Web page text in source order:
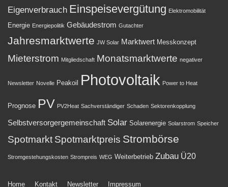
Eigenverbrauch Einspeisevergütung Elektromobilität
Energie Energiepolitik Gebäudestrom Gutachter
Jahresmarktwerte JW Solar Marktwert Messkonzept
Mieterstrom Mitgliedschaft Monatsmarktwerte negativer
Newsletter Novelle Peakoil Photovoltaik Power to Heat
Prognose PV PV2Heat Sachverständiger Schaden Sektorenkopplung
Selbstversorgergemeinschaft Solar Solarenergie Solarstrom Speicher
Spotmarkt Spotmarktpreis Strombörse
Stromgestehungskosten Strompreis WEG Weiterbetrieb Zubau Ü20
Home Kontakt Newsletter Impressum